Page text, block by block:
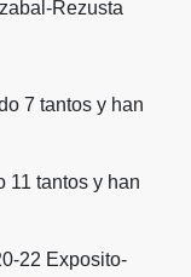
Rezusta
7 tantos y han
11 tantos y han
22 Exposito-